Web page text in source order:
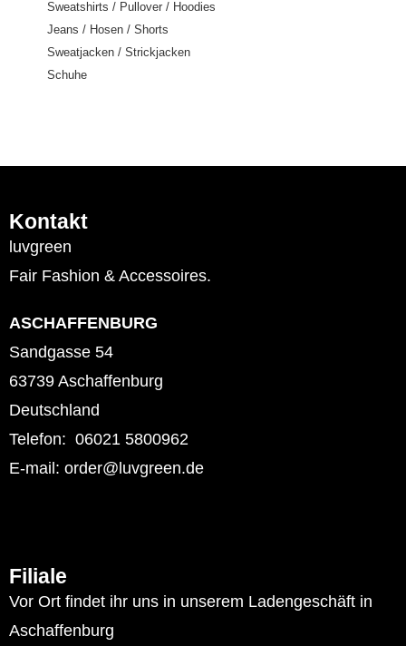
Sweatshirts / Pullover / Hoodies
Jeans / Hosen / Shorts
Sweatjacken / Strickjacken
Schuhe
Kontakt
luvgreen
Fair Fashion & Accessoires.
ASCHAFFENBURG
Sandgasse 54
63739 Aschaffenburg
Deutschland
Telefon: 06021 5800962
E-mail: order@luvgreen.de
Filiale
Vor Ort findet ihr uns in unserem Ladengeschäft in
Aschaffenburg